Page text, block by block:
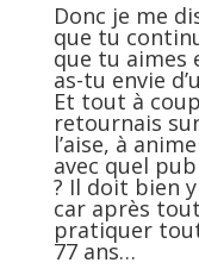
Donc je me
que tu
que tu aimes
as-tu envie
Et tout à
retournais
l’aise, à
avec quel
? Il doit bien
car après
pratiquer tout
77 ans…